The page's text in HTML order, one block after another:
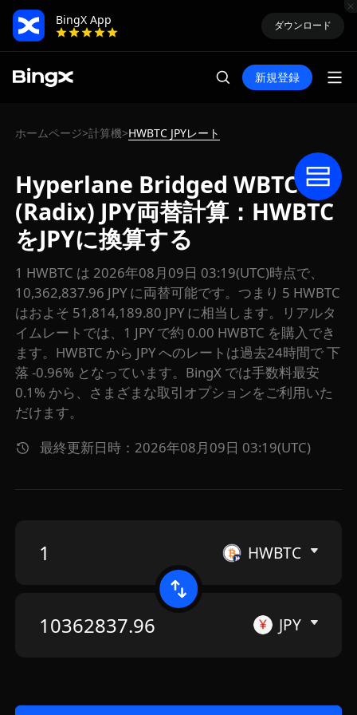
BingX App
ダウンロード
新規登録
ホームページ>計算機>HWBTC JPYレート
Hyperlane Bridged WBTC
(Radix) JPY両替計算：HWBTC
をJPYに換算する
1 HWBTC は 2026年08月09日 03:19(UTC)時点で、
10,362,837.96 JPY に両替可能です。つまり 5 HWBTC
はおよそ 51,814,189.80 JPY に相当します。リアルタ
イムレートでは、1 JPY で約 0.00 HWBTC を購入でき
ます。HWBTC から JPY へのレートは過去24時間で 下
落 -0.96% となっています。BingX では手数料最安
0.1% から、さまざまな取引オプションをご利用いた
だけます。
最終更新日時：2026年08月09日 03:19(UTC)
HWBTC
JPY